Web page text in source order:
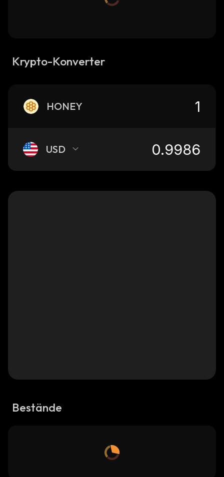
Krypto-Konverter
HONEY
USD
Bestände